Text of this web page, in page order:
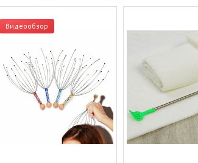
Видеообзор